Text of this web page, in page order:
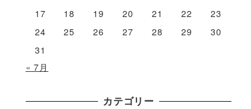
17
18 19 20 21 22
23
24
25 26 27 28 29
30
31
« 7月
カテゴリー